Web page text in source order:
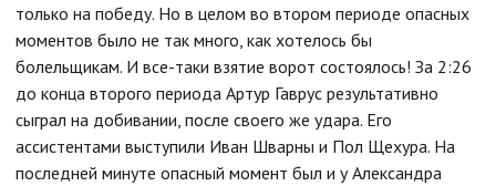
только на победу. Но в целом во втором периоде опасных
моментов было не так много, как хотелось бы
болельщикам. И все-таки взятие ворот состоялось! За 2:26
до конца второго периода Артур Гаврус результативно
сыграл на добивании, после своего же удара. Его
ассистентами выступили Иван Шварны и Пол Щехура. На
последней минуте опасный момент был и у Александра